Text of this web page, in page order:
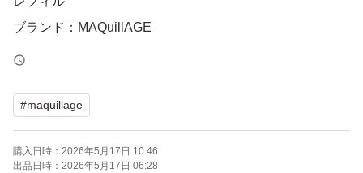
ブランド：MAQuillAGE
#maquillage
購入日時： 2026年5月17日 10:46
出品日時： 2026年5月17日 06:28